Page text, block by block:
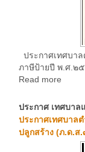
ประกาศเทศบา
ภาษีป้ายปี พ.ศ.
Read more
ประกาศ เทศบาล
ประกาศเทศบาล
ปลูกสร้าง (ภ.ด.ส.